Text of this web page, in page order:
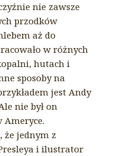
nie zawsze
przodków
aż do
w różnych
hutach i
sposoby na
jest Andy
nie był on
Ameryce.
że jednym z
i ilustrator